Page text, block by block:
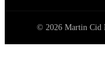
© 2026 Martin Cid